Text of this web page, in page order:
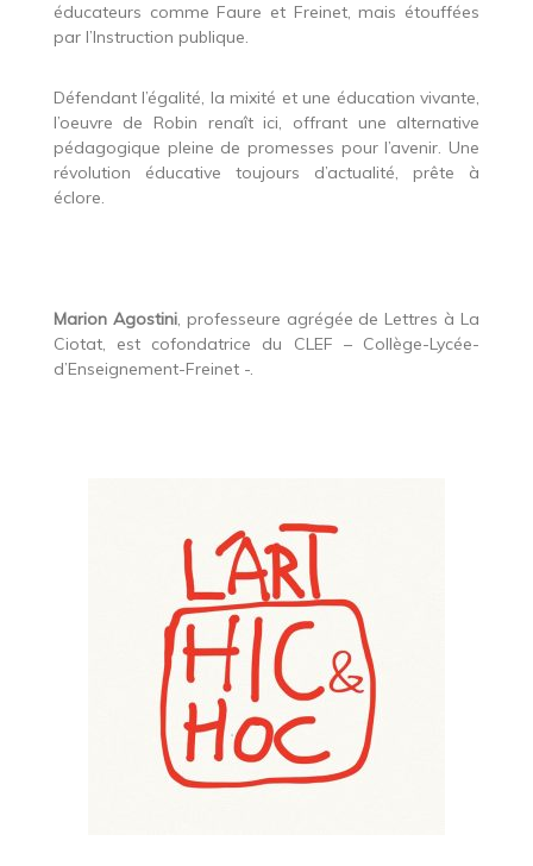
éducateurs comme Faure et Freinet, mais étouffées
par l’Instruction publique.
Défendant l’égalité, la mixité et une éducation vivante,
l’oeuvre de Robin renaît ici, offrant une alternative
pédagogique pleine de promesses pour l’avenir. Une
révolution éducative toujours d’actualité, prête à
éclore.
Marion Agostini, professeure agrégée de Lettres à La
Ciotat, est cofondatrice du CLEF – Collège-Lycée-
d’Enseignement-Freinet -.